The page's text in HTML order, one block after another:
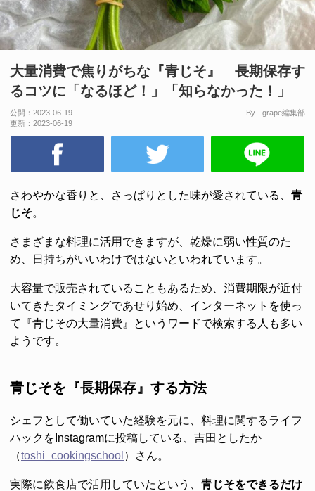
大量消費で焦りがちな『青じそ』 長期保存す
るコツに「なるほど！」「知らなかった！」
公開： 2023-06-19
更新： 2023-06-19
By - grape編集部
さわやかな香りと、さっぱりとした味が愛されている、 青
じそ。
さまざまな料理に活用できますが、乾燥に弱い性質のた
め、日持ちがいいわけではないといわれています。
大容量で販売されていることもあるため、消費期限が近付
いてきたタイミングであせり始め、インターネットを使っ
て『青じその大量消費』というワードで検索する人も多い
ようです。
青じそを『長期保存』する方法
シェフとして働いていた経験を元に、料理に関するライフ
ハックをInstagramに投稿している、吉田としたか
（toshi_cookingschool ）さん。
実際に飲食店で活用していたという、 青じそをできるだけ